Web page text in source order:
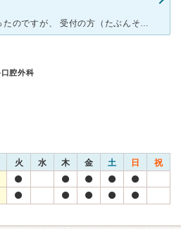
待ち時間は長いことが多かったのですが、 受付の方（たぶんその時いた方は辞められましたが）が 気にかけてくださり、本当に申し訳ありません、といつも 声をかけてくださったので、それだけで気持ちよく帰
腔外科
火 水 木 金 土 日 祝